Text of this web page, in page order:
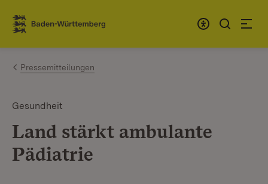
Zum Inhalt springen
Link zur Startseite
Pressemitteilungen
Gesundheit
Land stärkt ambulante
Pädiatrie